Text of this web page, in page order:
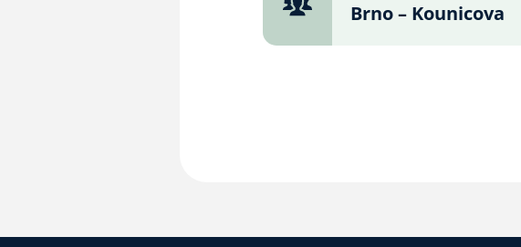
Brno – Kounicova